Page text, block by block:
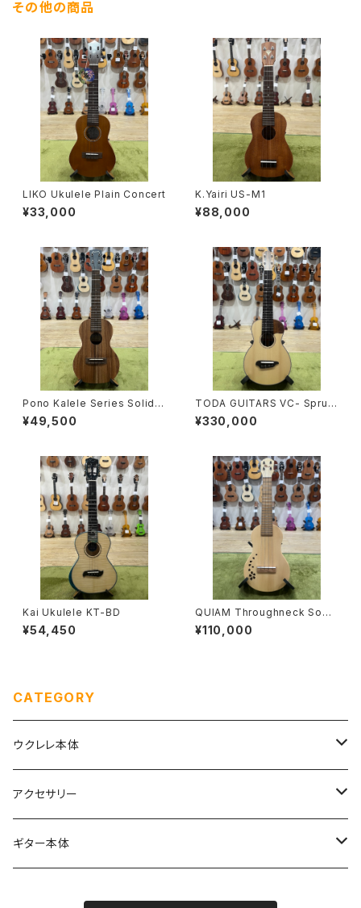
その他の商品
LIKO Ukulele Plain Concert
¥33,000
K.Yairi US-M1
¥88,000
Pono Kalele Series Solid A
cacia Concert
¥49,500
TODA GUITARS VC- Spruc
e Rose No.779
¥330,000
Kai Ukulele KT-BD
¥54,450
QUIAM Throughneck Sopr
ano さくら
¥110,000
CATEGORY
ウクレレ本体
ソプラノ
初めてのソプラノ（１〜６万円まで）
ソプラノロングネック
アクセサリー
弦
ギター本体